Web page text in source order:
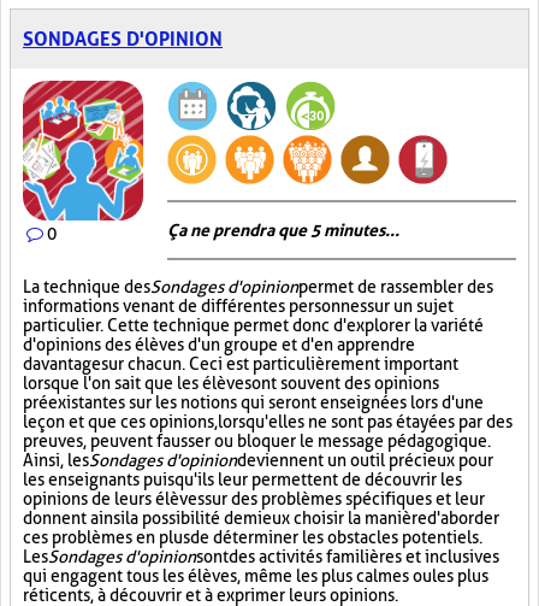
SONDAGES D'OPINION
0 Ça ne prendra que 5 minutes...
La technique desSondages d'opinionpermet de rassembler des
informations venant de différentes personnes sur un sujet
particulier. Cette technique permet donc d'explorer la variété
d'opinions des élèves d'un groupe et d'en apprendre
davantage sur chacun. Ceci est particulièrement important
lorsque l'on sait que les élèves ont souvent des opinions
préexistantes sur les notions qui seront enseignées lors d'une
leçon et que ces opinions, lorsqu'elles ne sont pas étayées par des
preuves, peuvent fausser ou bloquer le message pédagogique.
Ainsi, lesSondages d'opiniondeviennent un outil précieux pour
les enseignants puisqu'ils leur permettent de découvrir les
opinions de leurs élèves sur des problèmes spécifiques et leur
donnent ainsi la possibilité de mieux choisir la manière d'aborder
ces problèmes en plus de déterminer les obstacles potentiels.
LesSondages d'opinionsont des activités familières et inclusives
qui engagent tous les élèves, même les plus calmes ou les plus
réticents, à découvrir et à exprimer leurs opinions.